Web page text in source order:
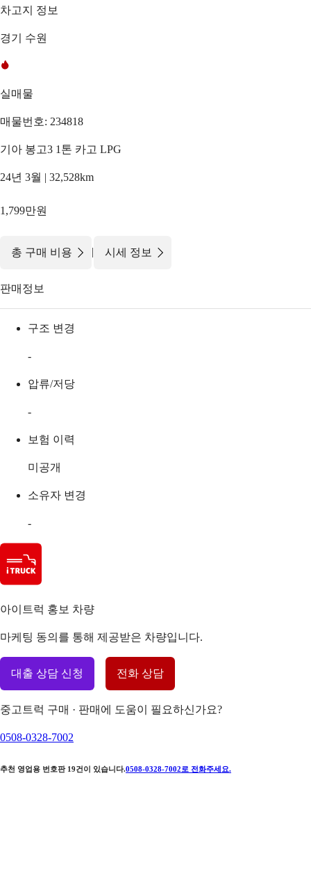
차고지 정보
경기 수원
실매물
매물번호: 234818
기아 봉고3 1톤 카고 LPG
24년 3월 | 32,528km
1,799만원
총 구매 비용 | 시세 정보
판매정보
구조 변경
-
압류/저당
-
보험 이력
미공개
소유자 변경
-
아이트럭 홍보 차량
마케팅 동의를 통해 제공받은 차량입니다.
대출 상담 신청 전화 상담
중고트럭 구매 · 판매에 도움이 필요하신가요?
0508-0328-7002
추천 영업용 번호판 19건이 있습니다.0508-0328-7002 로 전화주세요.